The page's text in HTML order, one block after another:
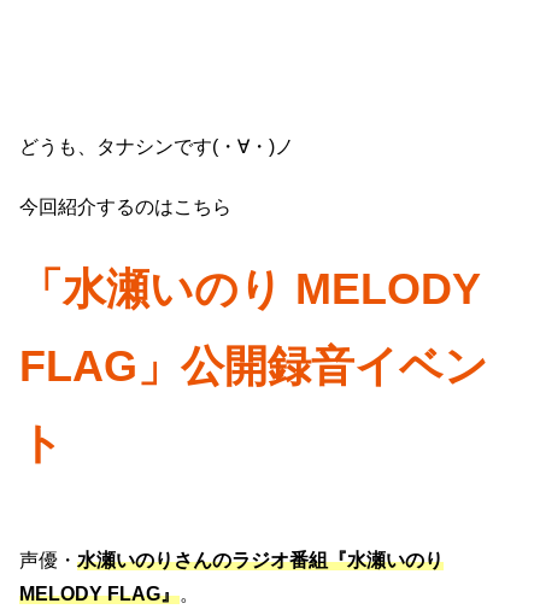
どうも、タナシンです(・∀・)ノ
今回紹介するのはこちら
「水瀬いのり MELODY
FLAG」公開録音イベン
ト
声優・ 水瀬いのりさんのラジオ番組『水瀬いのり
MELODY FLAG』。